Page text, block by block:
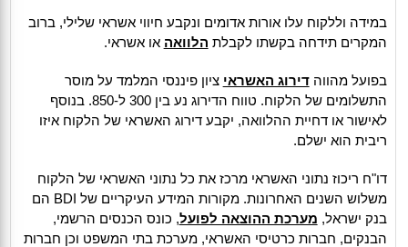
במידה וללקוח עלו אורות אדומים ונקבע חיווי אשראי שלילי, ברוב
המקרים תידחה בקשתו לקבלת הלוואה או אשראי.
בפועל מהווהדירוג האשראי ציון פיננסי המלמד על מוסר
התשלומים של הלקוח. טווח הדירוג נע בין 300 ל-850. בנוסף
לאישור או דחיית ההלוואה, יקבע דירוג האשראי של הלקוח איזו
ריבית הוא ישלם.
דו"ח ריכוז נתוני האשראי מרכז את כל נתוני האשראי של הלקוח
משלוש השנים האחרונות. מקורות המידע העיקריים של BDI הם
בנק ישראל, מערכת ההוצאה לפועל, כונס הכנסים הרשמי,
הבנקים, חברות כרטיסי האשראי, מערכת בתי המשפט וכן חברות